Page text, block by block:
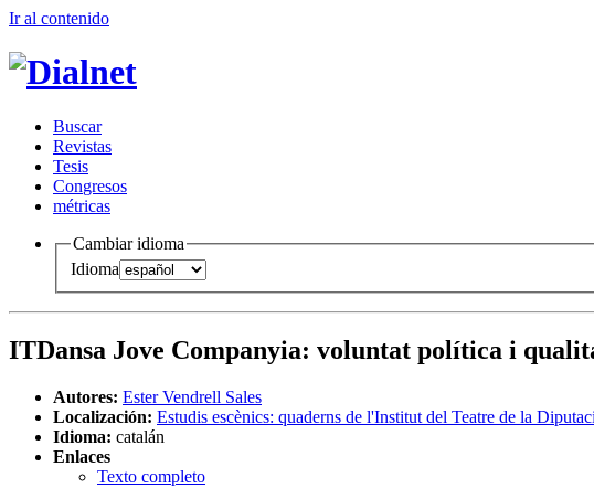
Ir al contenido
Buscar
Revistas
Tesis
Congresos
métricas
Cambiar idioma
Idioma
ITDansa Jove Companyia: voluntat política i
Autores: Ester Vendrell Sales
Localización: Estudis escènics: quaderns de l'Institut del Teatre de la
Idioma: catalán
Enlaces
Texto completo